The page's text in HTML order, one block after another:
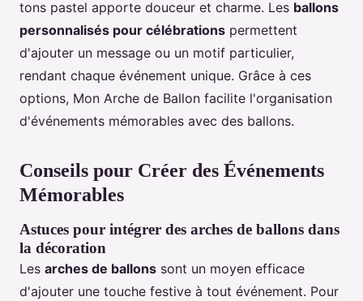
tons pastel apporte douceur et charme. Les ballons
personnalisés pour célébrations permettent
d'ajouter un message ou un motif particulier,
rendant chaque événement unique. Grâce à ces
options, Mon Arche de Ballon facilite l'organisation
d'événements mémorables avec des ballons.
Conseils pour Créer des Événements
Mémorables
Astuces pour intégrer des arches de ballons dans
la décoration
Les arches de ballons sont un moyen efficace
d'ajouter une touche festive à tout événement. Pour